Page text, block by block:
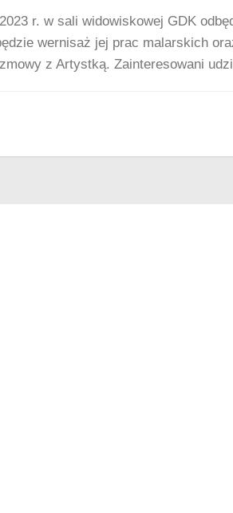
r. w sali widowiskowej GDK
wernisaż jej prac malarskich
z Artystką. Zainteresowani